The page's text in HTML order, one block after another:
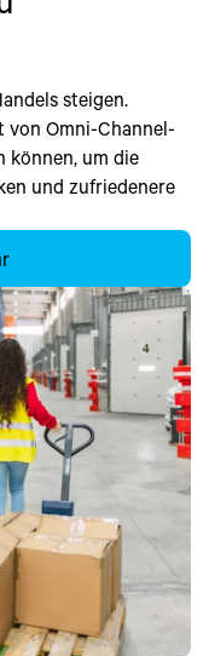
steigen.
von Omni-Channel-
können, um die
und zufriedenere